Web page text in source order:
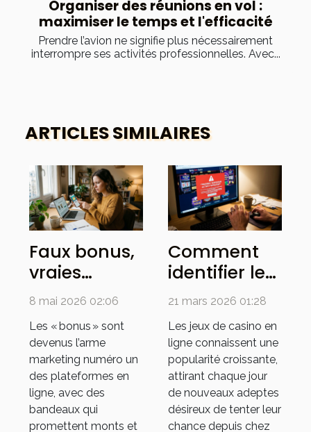
Organiser des réunions en vol :
maximiser le temps et l'efficacité
Prendre l’avion ne signifie plus nécessairement
interrompre ses activités professionnelles. Avec...
ARTICLES SIMILAIRES
Faux bonus,
vraies
déceptions :
repérer les
offres
trompeuses
8 mai 2026 02:06
Les « bonus » sont
devenus l’arme
marketing numéro un
des plateformes en
ligne, avec des
bandeaux qui
promettent monts et
Comment
identifier les
signes d'une
dans les jeux
de casino en
ligne ?
21 mars 2026 01:28
Les jeux de casino en
ligne connaissent une
popularité croissante,
attirant chaque jour
de nouveaux adeptes
désireux de tenter leur
chance depuis chez